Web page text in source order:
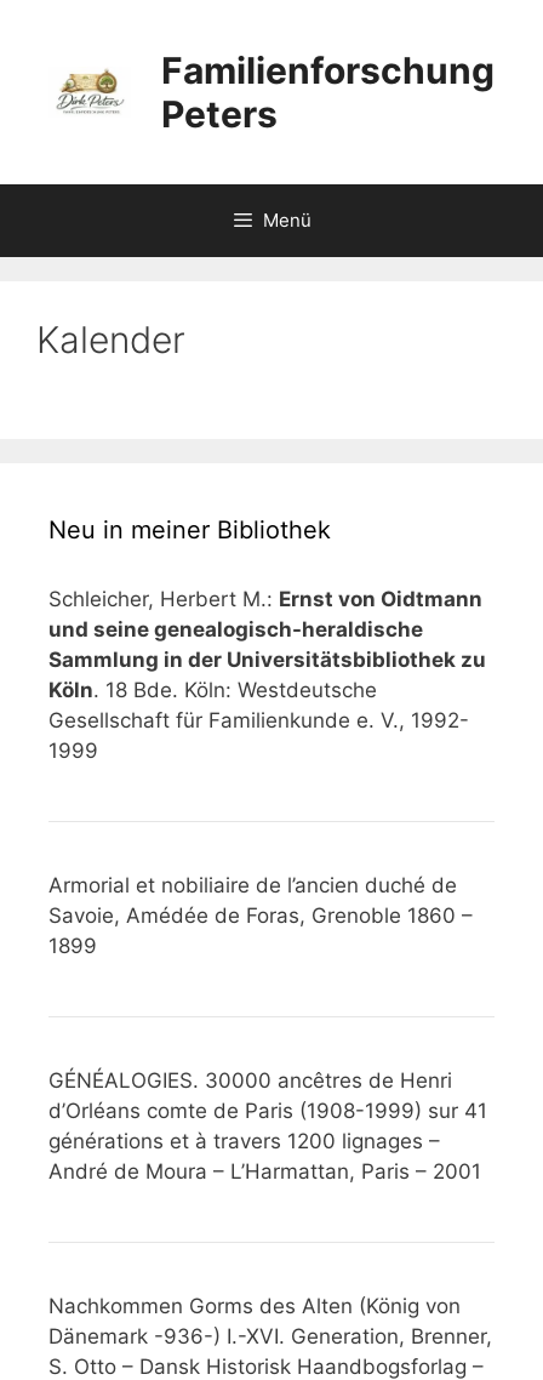
springen
Familienforschung
Peters
Menü
Kalender
Neu in meiner Bibliothek
Schleicher, Herbert M.: Ernst von Oidtmann
und seine genealogisch-heraldische
Sammlung in der Universitätsbibliothek zu
Köln. 18 Bde. Köln: Westdeutsche
Gesellschaft für Familienkunde e. V., 1992-
1999
Armorial et nobiliaire de l’ancien duché de
Savoie, Amédée de Foras, Grenoble 1860 –
1899
GÉNÉALOGIES. 30000 ancêtres de Henri
d’Orléans comte de Paris (1908-1999) sur 41
générations et à travers 1200 lignages –
André de Moura – L’Harmattan, Paris – 2001
Nachkommen Gorms des Alten (König von
Dänemark -936-) I.-XVI. Generation, Brenner,
S. Otto – Dansk Historisk Haandbogsforlag –